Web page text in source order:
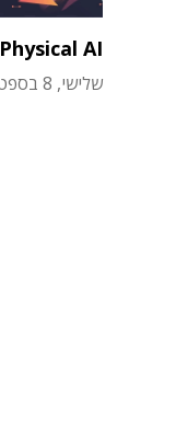
Physical AI
שלישי, 8 בספטמבר 2026